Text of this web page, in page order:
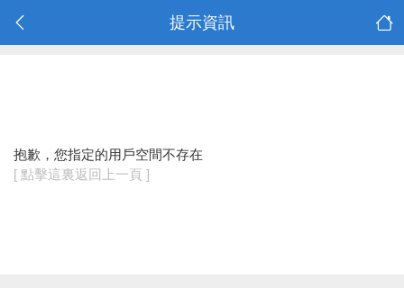
提示資訊
抱歉，您指定的用戶空間不存在
[ 點擊這裏返回上一頁 ]